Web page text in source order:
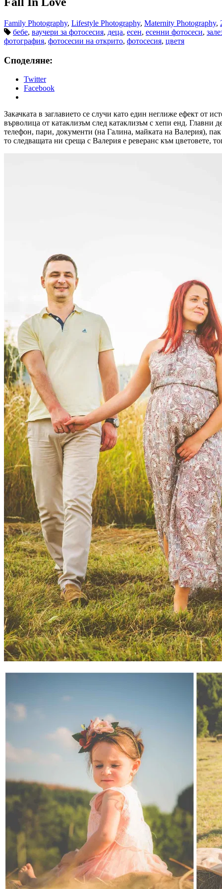
Family Photography, Lifestyle Photography, Maternity Photography,
бебе, ваучери за фотосесия, деца, есен, есенни фотосеси,
фотография, фотосесии на открито, фотосесия, цветя
Споделяне:
Twitter
Facebook
Закачката в заглавието се случи като един неглиже ефект от
върволица от катаклизъм след катаклизъм с хепи енд. Главни
телефон, пари, документи (на Галина, майката на Валерия),
то следващата ни среща с Валерия е реверанс към цветовете,